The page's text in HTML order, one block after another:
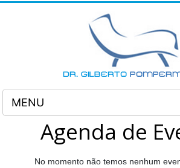
Agenda de
No momento não temos nenhum